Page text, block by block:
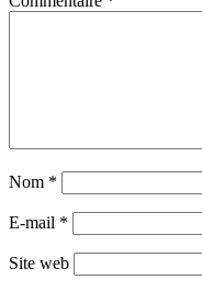
Nom *
E-mail *
Site web